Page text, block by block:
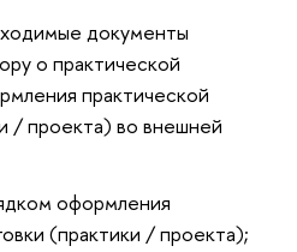
документы
о практической
практической
/ проекта) во внешней
оформления
(практики / проекта);